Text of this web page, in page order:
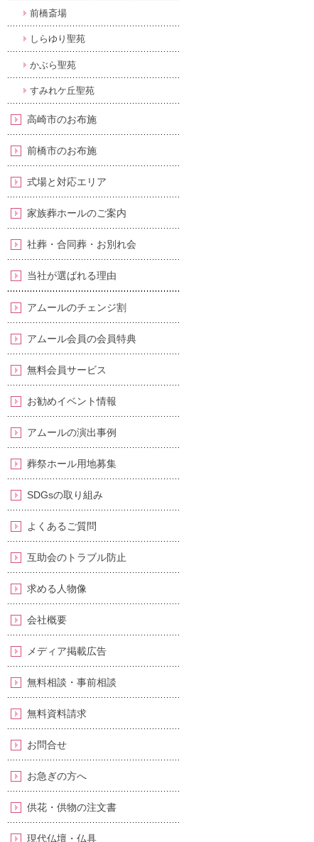
前橋斎場
しらゆり聖苑
かぶら聖苑
すみれケ丘聖苑
高崎市のお布施
前橋市のお布施
式場と対応エリア
家族葬ホールのご案内
社葬・合同葬・お別れ会
当社が選ばれる理由
アムールのチェンジ割
アムール会員の会員特典
無料会員サービス
お勧めイベント情報
アムールの演出事例
葬祭ホール用地募集
SDGsの取り組み
よくあるご質問
互助会のトラブル防止
求める人物像
会社概要
メディア掲載広告
無料相談・事前相談
無料資料請求
お問合せ
お急ぎの方へ
供花・供物の注文書
現代仏壇・仏具